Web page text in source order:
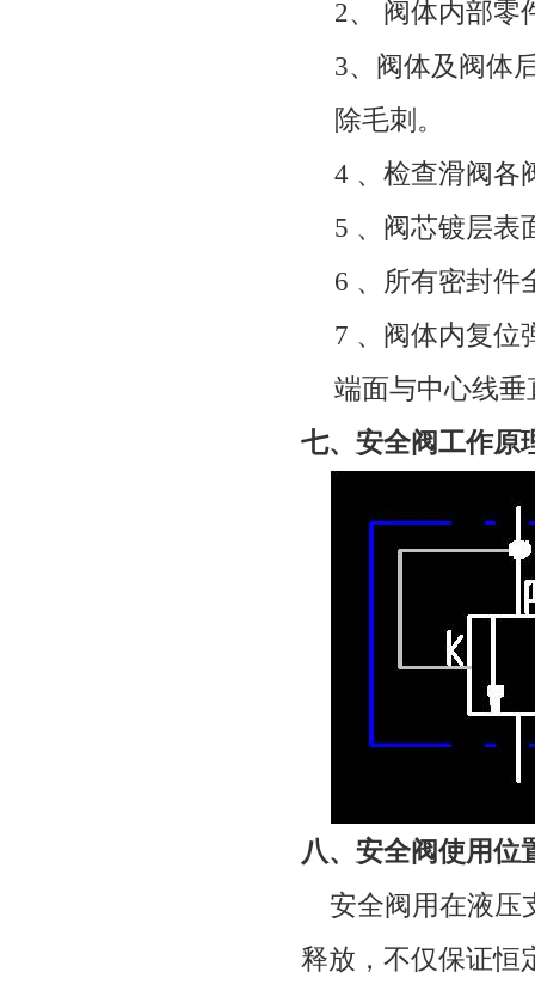
2、
阀体内部零
3、 阀体及阀体
除毛刺。
4 、 检查滑阀各
5 、 阀芯镀层表
6 、 所有密封件
7 、 阀体内复位
端面与中心线垂
七、安全阀工作原
八、安全阀使用位
安全阀用在液压
释放，不仅保证恒